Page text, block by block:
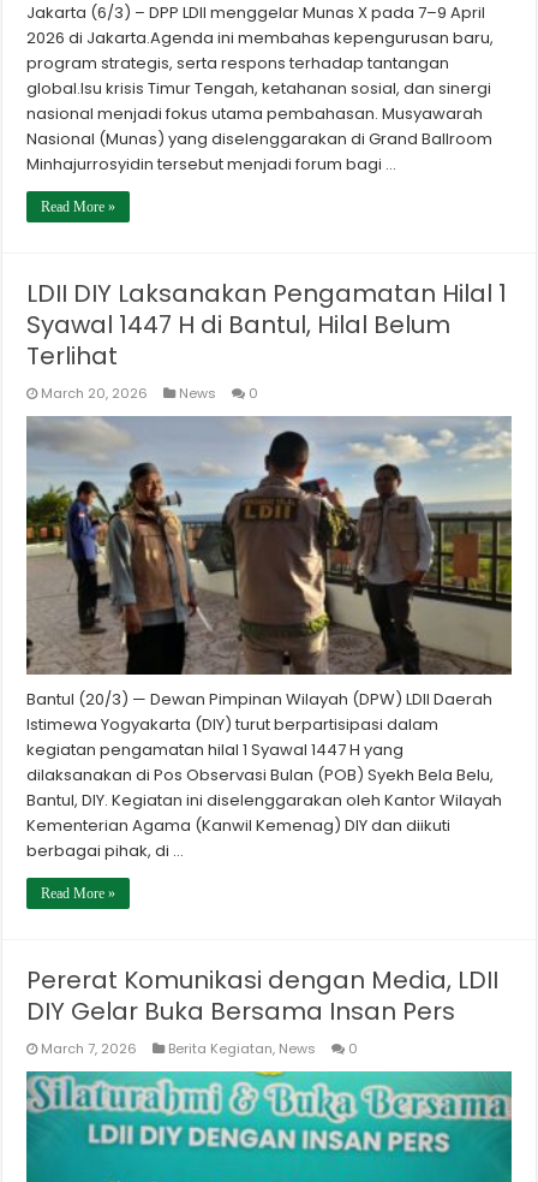
Jakarta (6/3) – DPP LDII menggelar Munas X pada 7–9 April
2026 di Jakarta.Agenda ini membahas kepengurusan baru,
program strategis, serta respons terhadap tantangan
global.Isu krisis Timur Tengah, ketahanan sosial, dan sinergi
nasional menjadi fokus utama pembahasan. Musyawarah
Nasional (Munas) yang diselenggarakan di Grand Ballroom
Minhajurrosyidin tersebut menjadi forum bagi …
Read More »
LDII DIY Laksanakan Pengamatan Hilal 1
Syawal 1447 H di Bantul, Hilal Belum
Terlihat
March 20, 2026 News 0
Bantul (20/3) — Dewan Pimpinan Wilayah (DPW) LDII Daerah
Istimewa Yogyakarta (DIY) turut berpartisipasi dalam
kegiatan pengamatan hilal 1 Syawal 1447 H yang
dilaksanakan di Pos Observasi Bulan (POB) Syekh Bela Belu,
Bantul, DIY. Kegiatan ini diselenggarakan oleh Kantor Wilayah
Kementerian Agama (Kanwil Kemenag) DIY dan diikuti
berbagai pihak, di …
Read More »
Pererat Komunikasi dengan Media, LDII
DIY Gelar Buka Bersama Insan Pers
March 7, 2026 Berita Kegiatan, News 0